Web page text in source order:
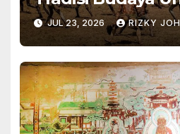
Papua
JUL 23, 2026 RIZKY